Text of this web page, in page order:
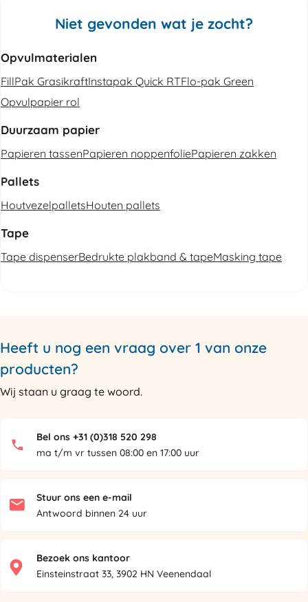
Niet gevonden wat je zocht?
Opvulmaterialen
FillPak GrasikraftInstapak Quick RTFlo-pak Green
Opvulpapier rol
Duurzaam papier
Papieren tassenPapieren noppenfoliePapieren zakken
Pallets
HoutvezelpalletsHouten pallets
Tape
Tape dispenserBedrukte plakband & tapeMasking tape
Heeft u nog een vraag over 1 van onze
producten?
Wij staan u graag te woord.
Bel ons +31 (0)318 520 298
ma t/m vr tussen 08:00 en 17:00 uur
Stuur ons een e-mail
Antwoord binnen 24 uur
Bezoek ons kantoor
Einsteinstraat 33, 3902 HN Veenendaal